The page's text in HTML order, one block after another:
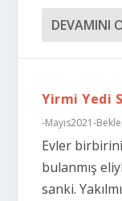
DEVAMINI
Yirmi Yedi
-Mayıs2021-
Evler
bulanmış
sanki.